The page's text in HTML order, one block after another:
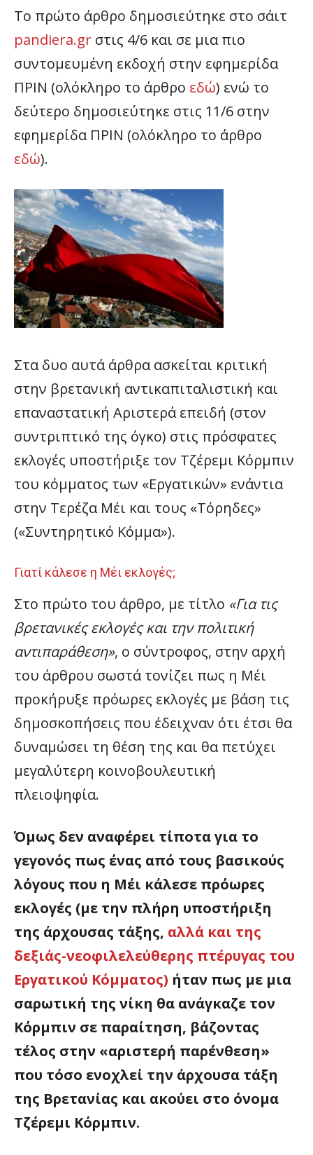
Το πρώτο άρθρο δημοσιεύτηκε στο σάιτ
pandiera.gr στις 4/6 και σε μια πιο
συντομευμένη εκδοχή στην εφημερίδα
ΠΡΙΝ (ολόκληρο το άρθρο εδώ) ενώ το
δεύτερο δημοσιεύτηκε στις 11/6 στην
εφημερίδα ΠΡΙΝ (ολόκληρο το άρθρο
εδώ).
Στα δυο αυτά άρθρα ασκείται κριτική
στην βρετανική αντικαπιταλιστική και
επαναστατική Αριστερά επειδή (στον
συντριπτικό της όγκο) στις πρόσφατες
εκλογές υποστήριξε τον Τζέρεμι Κόρμπιν
του κόμματος των «Εργατικών» ενάντια
στην Τερέζα Μέι και τους «Τόρηδες»
(«Συντηρητικό Κόμμα»).
Γιατί κάλεσε η Μέι εκλογές;
Στο πρώτο του άρθρο, με τίτλο «Για τις
βρετανικές εκλογές και την πολιτική
αντιπαράθεση», ο σύντροφος, στην αρχή
του άρθρου σωστά τονίζει πως η Μέι
προκήρυξε πρόωρες εκλογές με βάση τις
δημοσκοπήσεις που έδειχναν ότι έτσι θα
δυναμώσει τη θέση της και θα πετύχει
μεγαλύτερη κοινοβουλευτική
πλειοψηφία.
Όμως δεν αναφέρει τίποτα για το
γεγονός πως ένας από τους βασικούς
λόγους που η Μέι κάλεσε πρόωρες
εκλογές (με την πλήρη υποστήριξη
της άρχουσας τάξης, αλλά και της
δεξιάς-νεοφιλελεύθερης πτέρυγας του
Εργατικού Κόμματος) ήταν πως με μια
σαρωτική της νίκη θα ανάγκαζε τον
Κόρμπιν σε παραίτηση, βάζοντας
τέλος στην «αριστερή παρένθεση»
που τόσο ενοχλεί την άρχουσα τάξη
της Βρετανίας και ακούει στο όνομα
Τζέρεμι Κόρμπιν.